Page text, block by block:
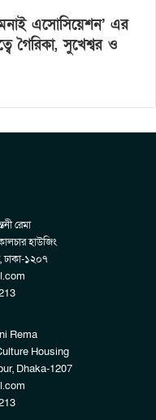
এসোসিয়েশন’ এর
গৈরিকা, সুখেশ্বর ও
রেমা
হাউজিং
ঢাকা-১২০৭
Rema
Housing
Dhaka-1207